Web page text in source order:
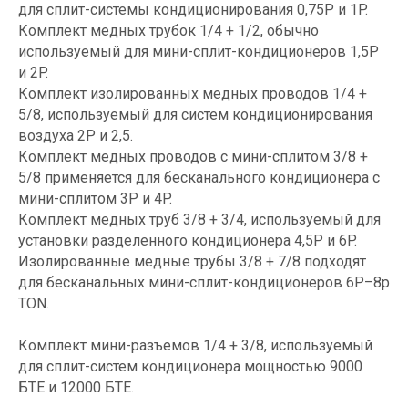
для сплит-системы кондиционирования 0,75P и 1P.
Комплект медных трубок 1/4 + 1/2, обычно
используемый для мини-сплит-кондиционеров 1,5P
и 2P.
Комплект изолированных медных проводов 1/4 +
5/8, используемый для систем кондиционирования
воздуха 2P и 2,5.
Комплект медных проводов с мини-сплитом 3/8 +
5/8 применяется для бесканального кондиционера с
мини-сплитом 3P и 4P.
Комплект медных труб 3/8 + 3/4, используемый для
установки разделенного кондиционера 4,5P и 6P.
Изолированные медные трубы 3/8 + 7/8 подходят
для бесканальных мини-сплит-кондиционеров 6P–8p
TON.
Комплект мини-разъемов 1/4 + 3/8, используемый
для сплит-систем кондиционера мощностью 9000
БТЕ и 12000 БТЕ.